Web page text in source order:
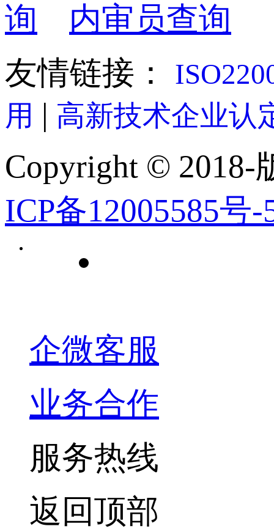
询
内审员查询
友情链接：
用 | 高新技术企业认
Copyright © 2018-
ICP备12005585号-
企微客服
业务合作
服务热线
返回顶部